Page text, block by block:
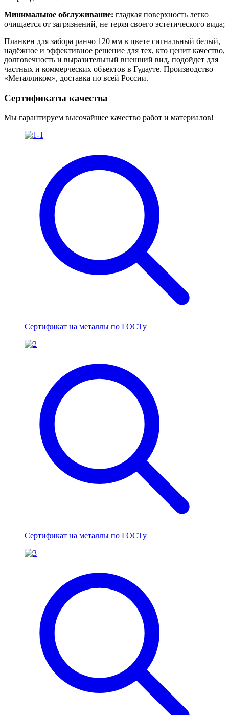
Минимальное обслуживание: гладкая поверхность легко
очищается от загрязнений, не теряя своего эстетического вида;
Планкен для забора ранчо 120 мм в цвете сигнальный белый,
надёжное и эффективное решение для тех, кто ценит качество,
долговечность и выразительный внешний вид, подойдет для
частных и коммерческих объектов в Гудауте. Производство
«Металликом», доставка по всей России.
Сертификаты качества
Мы гарантируем высочайшее качество работ и материалов!
Сертификат на металлы по ГОСТу
Сертификат на металлы по ГОСТу